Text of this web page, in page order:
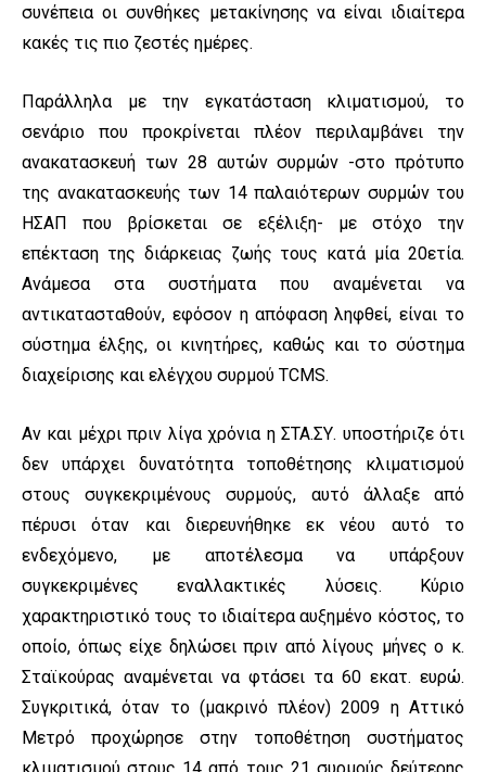
συνέπεια οι συνθήκες μετακίνησης να είναι ιδιαίτερα
κακές τις πιο ζεστές ημέρες.
Παράλληλα με την εγκατάσταση κλιματισμού, το
σενάριο που προκρίνεται πλέον περιλαμβάνει την
ανακατασκευή των 28 αυτών συρμών -στο πρότυπο
της ανακατασκευής των 14 παλαιότερων συρμών του
ΗΣΑΠ που βρίσκεται σε εξέλιξη- με στόχο την
επέκταση της διάρκειας ζωής τους κατά μία 20ετία.
Ανάμεσα στα συστήματα που αναμένεται να
αντικατασταθούν, εφόσον η απόφαση ληφθεί, είναι το
σύστημα έλξης, οι κινητήρες, καθώς και το σύστημα
διαχείρισης και ελέγχου συρμού TCMS.
Αν και μέχρι πριν λίγα χρόνια η ΣΤΑ.ΣΥ. υποστήριζε ότι
δεν υπάρχει δυνατότητα τοποθέτησης κλιματισμού
στους συγκεκριμένους συρμούς, αυτό άλλαξε από
πέρυσι όταν και διερευνήθηκε εκ νέου αυτό το
ενδεχόμενο, με αποτέλεσμα να υπάρξουν
συγκεκριμένες εναλλακτικές λύσεις. Κύριο
χαρακτηριστικό τους το ιδιαίτερα αυξημένο κόστος, το
οποίο, όπως είχε δηλώσει πριν από λίγους μήνες ο κ.
Σταϊκούρας αναμένεται να φτάσει τα 60 εκατ. ευρώ.
Συγκριτικά, όταν το (μακρινό πλέον) 2009 η Αττικό
Μετρό προχώρησε στην τοποθέτηση συστήματος